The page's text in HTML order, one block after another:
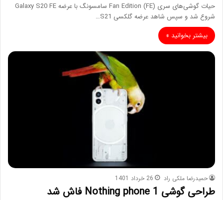
حیات گوشی‌های سری Fan Edition (FE) سامسونگ با عرضه Galaxy S20 FE
شروع شد و سپس شاهد عرضه گلکسی S21…
بیشتر بخوانید »
حمیدرضا ملکی راد 26 خرداد 1401
طراحی گوشی Nothing phone 1 فاش شد